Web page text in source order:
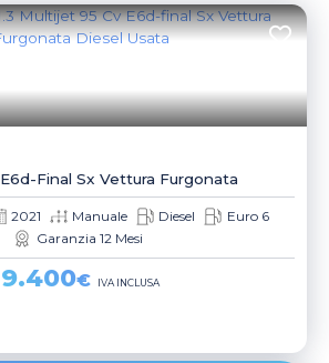
Final Sx Vettura Furgonata
2021 Manuale Diesel
Euro 6
Garanzia 12 Mesi
9.400€ IVA INCLUSA